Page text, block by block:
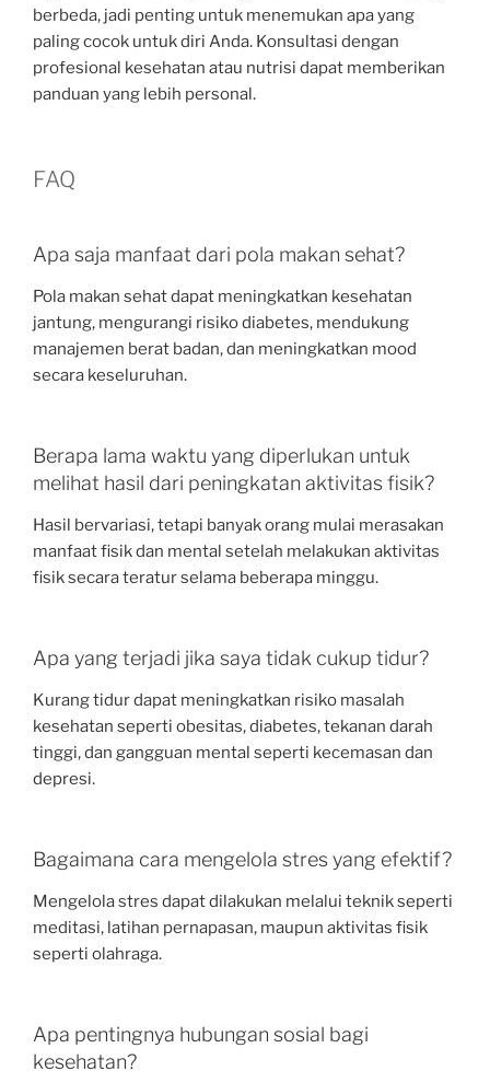
berbeda, jadi penting untuk menemukan apa yang
paling cocok untuk diri Anda. Konsultasi dengan
profesional kesehatan atau nutrisi dapat memberikan
panduan yang lebih personal.
FAQ
Apa saja manfaat dari pola makan sehat?
Pola makan sehat dapat meningkatkan kesehatan
jantung, mengurangi risiko diabetes, mendukung
manajemen berat badan, dan meningkatkan mood
secara keseluruhan.
Berapa lama waktu yang diperlukan untuk
melihat hasil dari peningkatan aktivitas fisik?
Hasil bervariasi, tetapi banyak orang mulai merasakan
manfaat fisik dan mental setelah melakukan aktivitas
fisik secara teratur selama beberapa minggu.
Apa yang terjadi jika saya tidak cukup tidur?
Kurang tidur dapat meningkatkan risiko masalah
kesehatan seperti obesitas, diabetes, tekanan darah
tinggi, dan gangguan mental seperti kecemasan dan
depresi.
Bagaimana cara mengelola stres yang efektif?
Mengelola stres dapat dilakukan melalui teknik seperti
meditasi, latihan pernapasan, maupun aktivitas fisik
seperti olahraga.
Apa pentingnya hubungan sosial bagi
kesehatan?